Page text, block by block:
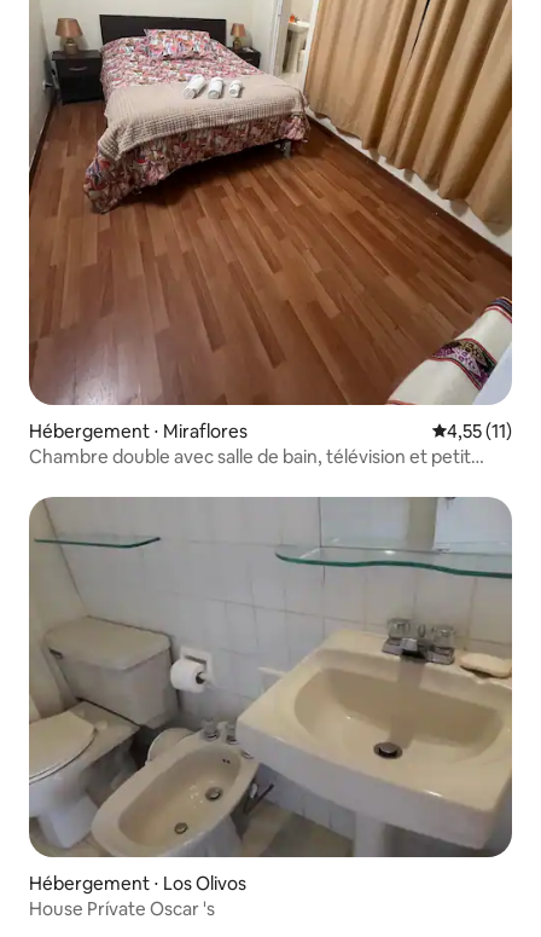
Hébergement ⋅ Miraflores Évaluation
4,55 (11)
Chambre double avec salle de bain, télévision et petit
Hébergement ⋅ Los Olivos
House Prívate Oscar 's